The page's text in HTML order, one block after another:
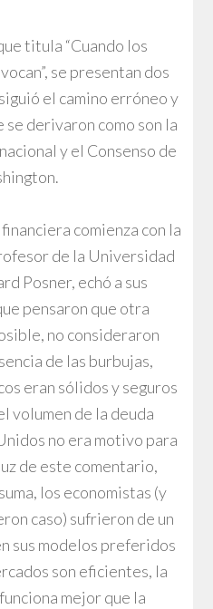
titula “Cuando los
se presentan dos
el camino erróneo y
se derivaron como son la
y el Consenso de
comienza con la
de la Universidad
Posner, echó a sus
pensaron que otra
no consideraron
de las burbujas,
eran sólidos y seguros
volumen de la deuda
no era motivo para
de este comentario,
los economistas (y
caso) sufrieron de un
sus modelos preferidos
son eficientes, la
mejor que la